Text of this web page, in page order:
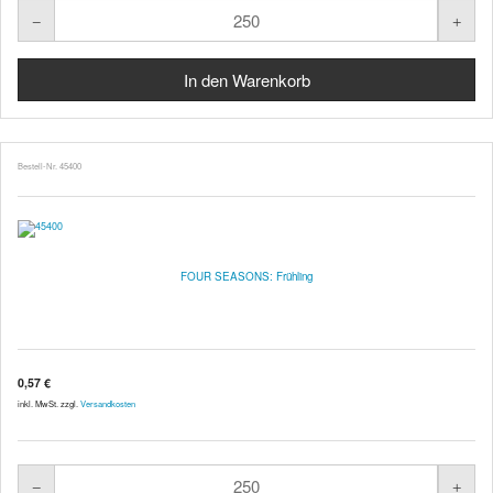
Bestell-Nr. 45400
FOUR SEASONS: Frühling
0,57 €
inkl. MwSt. zzgl. Versandkosten